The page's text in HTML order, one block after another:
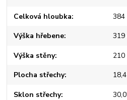
Celková hloubka 384
Výška hřebene 319
Výška stěny 210
Plocha střechy
Sklon střechy